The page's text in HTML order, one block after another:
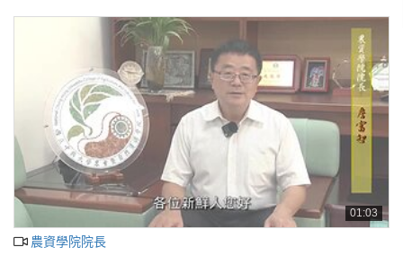
01:03
農資學院院長